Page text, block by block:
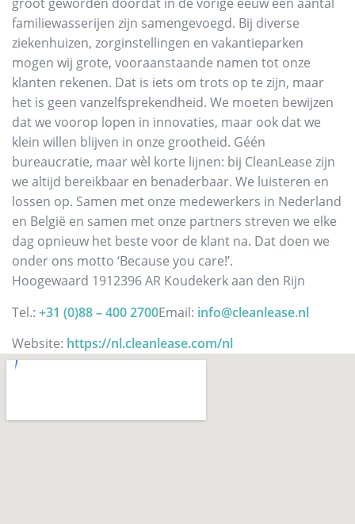
familiewasserijen zijn samengevoegd. Bij diverse
ziekenhuizen, zorginstellingen en vakantieparken
mogen wij grote, vooraanstaande namen tot onze
klanten rekenen. Dat is iets om trots op te zijn, maar
het is geen vanzelfsprekendheid. We moeten bewijzen
dat we voorop lopen in innovaties, maar ook dat we
klein willen blijven in onze grootheid. Géén
bureaucratie, maar wèl korte lijnen: bij CleanLease zijn
we altijd bereikbaar en benaderbaar. We luisteren en
lossen op. Samen met onze medewerkers in Nederland
en België en samen met onze partners streven we elke
dag opnieuw het beste voor de klant na. Dat doen we
onder ons motto ‘Because you care!’.
Hoogewaard 1912396 AR Koudekerk aan den Rijn
Tel.: +31 (0)88 – 400 2700Email: info@cleanlease.nl
Website: https://nl.cleanlease.com/nl